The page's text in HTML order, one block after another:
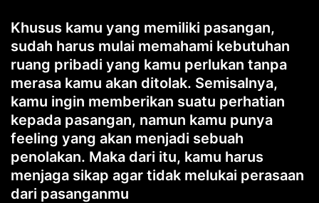
Khusus kamu yang memiliki pasangan,
sudah harus mulai memahami kebutuhan
ruang pribadi yang kamu perlukan tanpa
merasa kamu akan ditolak. Semisalnya,
kamu ingin memberikan suatu perhatian
kepada pasangan, namun kamu punya
feeling yang akan menjadi sebuah
penolakan. Maka dari itu, kamu harus
menjaga sikap agar tidak melukai perasaan
dari pasanganmu